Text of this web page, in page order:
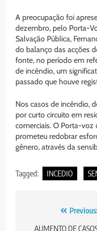
A preocupação foi
dezembro, pelo Porta-
Salvação Pública,
do balanço das acções
fonte, no período em
de incêndio, um
passado que houve
Nos casos de incêndio,
por curto circuito em
comerciais. O Porta-voz
prometeu redobrar
gênero, através da
Tagged: INCEDIO
Previous:
AUMENTO DE